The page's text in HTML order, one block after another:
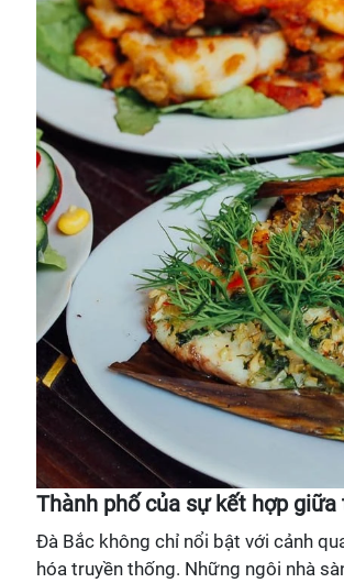
Thành phố của sự kết hợp
Đà Bắc không chỉ nổi bật với cảnh
hóa truyền thống. Những ngôi nhà